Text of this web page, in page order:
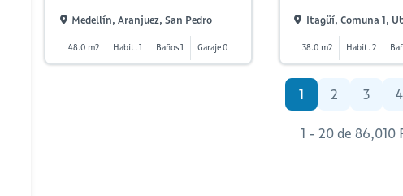
Medellín, Aranjuez, San Pedro
48.0 m2 Habit. 1 Baños 1 Garaje 0
Itagüí, Comuna 1,
38.0 m2 Habit. 2
1 2 3 4
1 - 20 de 86,010